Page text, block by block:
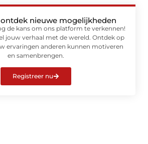
nieuwe mogelijkheden
de kans om ons platform te verkennen!
jouw verhaal met de wereld. Ontdek op
ervaringen anderen kunnen motiveren
en samenbrengen.
Registreer nu